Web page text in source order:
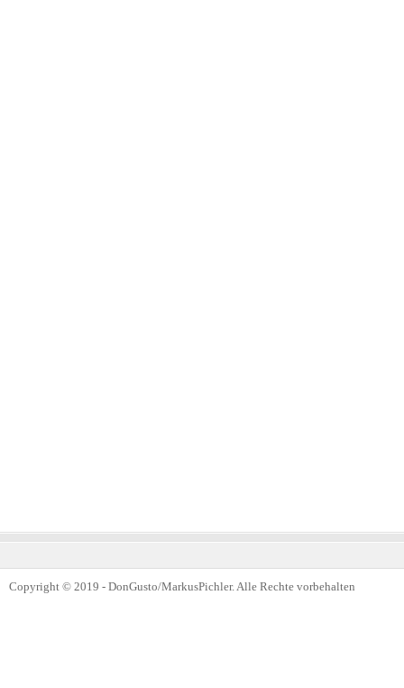
Copyright © 2019 - DonGusto/MarkusPichler. Alle Rechte vorbehalten